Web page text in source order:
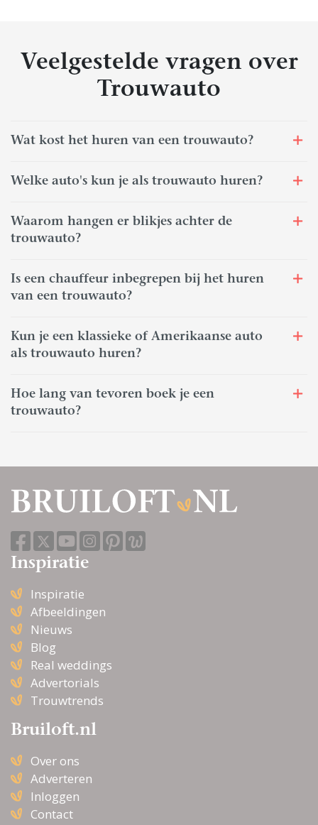
Veelgestelde vragen over
Trouwauto
Wat kost het huren van een trouwauto?
Welke auto's kun je als trouwauto huren?
Waarom hangen er blikjes achter de
trouwauto?
Is een chauffeur inbegrepen bij het huren
van een trouwauto?
Kun je een klassieke of Amerikaanse auto
als trouwauto huren?
Hoe lang van tevoren boek je een
trouwauto?
Inspiratie
Inspiratie
Afbeeldingen
Nieuws
Blog
Real weddings
Advertorials
Trouwtrends
Bruiloft.nl
Over ons
Adverteren
Inloggen
Contact